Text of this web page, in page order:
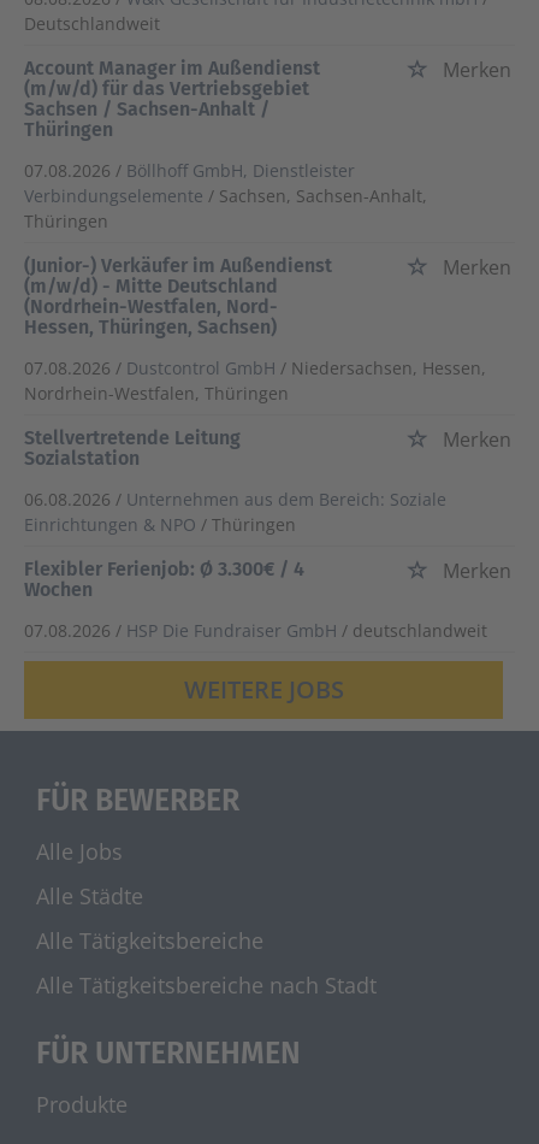
Deutschlandweit
Account Manager im Außendienst
(m/w/d) für das Vertriebsgebiet
Sachsen / Sachsen-Anhalt /
Thüringen
Merken
07.08.2026 / Böllhoff GmbH, Dienstleister
Verbindungselemente / Sachsen, Sachsen-Anhalt,
Thüringen
(Junior-) Verkäufer im Außendienst
(m/w/d) - Mitte Deutschland
(Nordrhein-Westfalen, Nord-
Hessen, Thüringen, Sachsen)
Merken
07.08.2026 / Dustcontrol GmbH / Niedersachsen, Hessen,
Nordrhein-Westfalen, Thüringen
Stellvertretende Leitung
Sozialstation
Merken
06.08.2026 / Unternehmen aus dem Bereich: Soziale
Einrichtungen & NPO / Thüringen
Flexibler Ferienjob: Ø 3.300€ / 4
Wochen
Merken
07.08.2026 / HSP Die Fundraiser GmbH / deutschlandweit
WEITERE JOBS
FÜR BEWERBER
Alle Jobs
Alle Städte
Alle Tätigkeitsbereiche
Alle Tätigkeitsbereiche nach Stadt
FÜR UNTERNEHMEN
Produkte